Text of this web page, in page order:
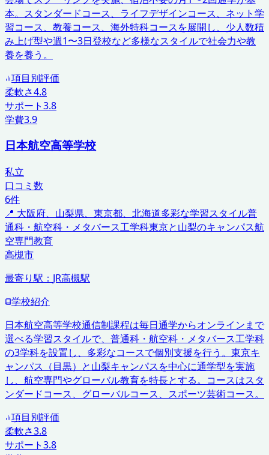
本。スタンダードコース、ライフデザインコース、ネット学
習コース、教養コース、海外特科コースを展開し、少人数積
み上げ型や週1〜3日登校など多様なスタイルで社会力や教
養を養う。
項目別評価
柔軟さ4.8
サポート3.8
学費3.9
日本航空高等学校
私立
口コミ数
6件
📍 大阪府、山梨県、東京都、北海道多彩な学習スタイル普
通科・航空科・メタバース工学科東京と山梨のキャンパス航
空専門教育
高槻市
最寄り駅： JR高槻駅
学校紹介
日本航空高等学校通信制課程は毎日通学からオンラインまで
選べる学習スタイルで、普通科・航空科・メタバース工学科
の3学科を設置し、多彩なコースで個別支援を行う。東京キ
ャンパス（目黒）と山梨キャンパスを中心に通学型を実施
し、航空専門やグローバル教育を特長とする。コースはスタ
ンダードコース、グローバルコース、スポーツ芸術コース。
項目別評価
柔軟さ3.8
サポート3.8